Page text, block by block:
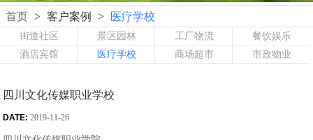
首页 > 客户案例 > 医疗学校
街道社区 景区园林 工厂物流
餐饮娱乐
酒店宾馆
医疗学校 商场超市 市政物业
四川文化传媒职业学校
DATE: 2019-11-26